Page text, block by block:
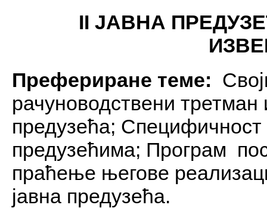
II ЈАВНА
Префериране теме:
рачуноводствени
предузећа;
предузећима; Програм
праћење његове
јавна предузећа.